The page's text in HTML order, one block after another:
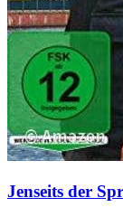
Jenseits der